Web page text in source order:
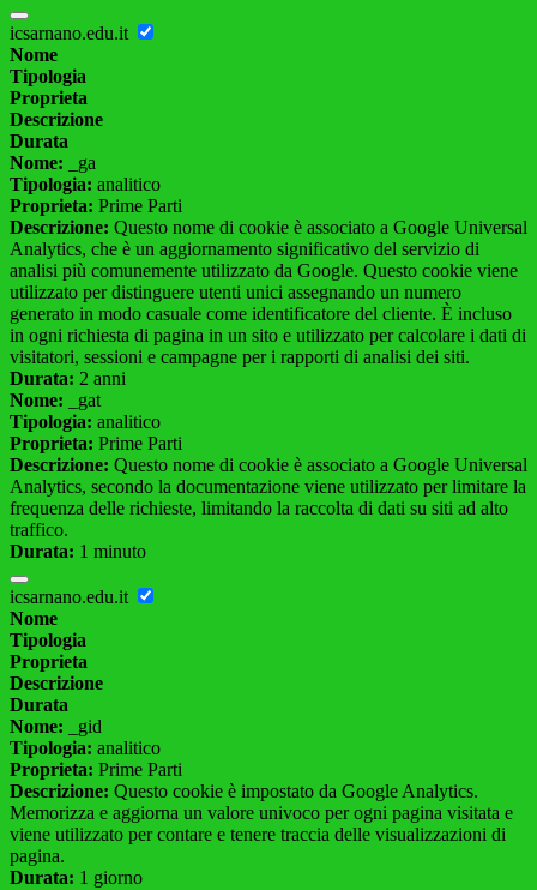
icsarnano.edu.it
Nome
Tipologia
Proprieta
Descrizione
Durata
Nome: _ga
Tipologia: analitico
Proprieta: Prime Parti
Descrizione: Questo nome di cookie è associato a Google Universal
Analytics, che è un aggiornamento significativo del servizio di
analisi più comunemente utilizzato da Google. Questo cookie viene
utilizzato per distinguere utenti unici assegnando un numero
generato in modo casuale come identificatore del cliente. È incluso
in ogni richiesta di pagina in un sito e utilizzato per calcolare i dati di
visitatori, sessioni e campagne per i rapporti di analisi dei siti.
Durata: 2 anni
Nome: _gat
Tipologia: analitico
Proprieta: Prime Parti
Descrizione: Questo nome di cookie è associato a Google Universal
Analytics, secondo la documentazione viene utilizzato per limitare la
frequenza delle richieste, limitando la raccolta di dati su siti ad alto
traffico.
Durata: 1 minuto
icsarnano.edu.it
Nome
Tipologia
Proprieta
Descrizione
Durata
Nome: _gid
Tipologia: analitico
Proprieta: Prime Parti
Descrizione: Questo cookie è impostato da Google Analytics.
Memorizza e aggiorna un valore univoco per ogni pagina visitata e
viene utilizzato per contare e tenere traccia delle visualizzazioni di
pagina.
Durata: 1 giorno